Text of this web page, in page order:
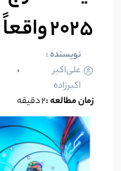
۲۰۲۵ واقعاً سودآور است؟
نویسنده :
علی‌اکبر
اکبرزاده
زمان مطالعه :2 دقیقه